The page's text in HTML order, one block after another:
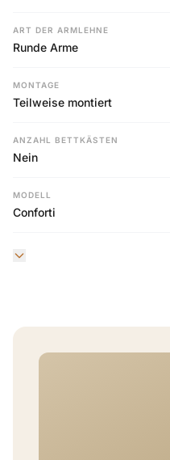
ART DER ARMLEHNE
Runde Arme
MONTAGE
Teilweise montiert
ANZAHL BETTKÄSTEN
Nein
MODELL
Conforti